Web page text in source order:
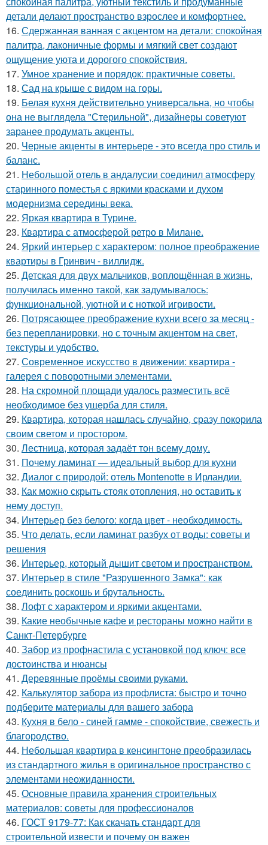
детали делают пространство взрослее и комфортнее.
16. Сдержанная ванная с акцентом на детали: спокойная
палитра, лаконичные формы и мягкий свет создают
ощущение уюта и дорогого спокойствия.
17. Умное хранение и порядок: практичные советы.
18. Сад на крыше с видом на горы.
19. Белая кухня действительно универсальна, но чтобы
она не выглядела "Стерильной", дизайнеры советуют
заранее продумать акценты.
20. Черные акценты в интерьере - это всегда про стиль и
баланс.
21. Небольшой отель в андалусии соединил атмосферу
старинного поместья с яркими красками и духом
модернизма середины века.
22. Яркая квартира в Турине.
23. Квартира с атмосферой ретро в Милане.
24. Яркий интерьер с характером: полное преображение
квартиры в Гринвич - виллидж.
25. Детская для двух мальчиков, воплощённая в жизнь,
получилась именно такой, как задумывалось:
функциональной, уютной и с ноткой игривости.
26. Потрясающее преображение кухни всего за месяц -
без перепланировки, но с точным акцентом на свет,
текстуры и удобство.
27. Современное искусство в движении: квартира -
галерея с поворотными элементами.
28. На скромной площади удалось разместить всё
необходимое без ущерба для стиля.
29. Квартира, которая нашлась случайно, сразу покорила
своим светом и простором.
30. Лестница, которая задаёт тон всему дому.
31. Почему ламинат — идеальный выбор для кухни
32. Диалог с природой: отель Montenotte в Ирландии.
33. Как можно скрыть стояк отопления, но оставить к
нему доступ.
34. Интерьер без белого: когда цвет - необходимость.
35. Что делать, если ламинат разбух от воды: советы и
решения
36. Интерьер, который дышит светом и пространством.
37. Интерьер в стиле "Разрушенного Замка": как
соединить роскошь и брутальность.
38. Лофт с характером и яркими акцентами.
39. Какие необычные кафе и рестораны можно найти в
Санкт-Петербурге
40. Забор из профнастила с установкой под ключ: все
достоинства и нюансы
41. Деревянные проёмы своими руками.
42. Калькулятор забора из профлиста: быстро и точно
подберите материалы для вашего забора
43. Кухня в бело - синей гамме - спокойствие, свежесть и
благородство.
44. Небольшая квартира в кенсингтоне преобразилась
из стандартного жилья в оригинальное пространство с
элементами неожиданности.
45. Основные правила хранения строительных
материалов: советы для профессионалов
46. ГОСТ 9179-77: Как скачать стандарт для
строительной извести и почему он важен